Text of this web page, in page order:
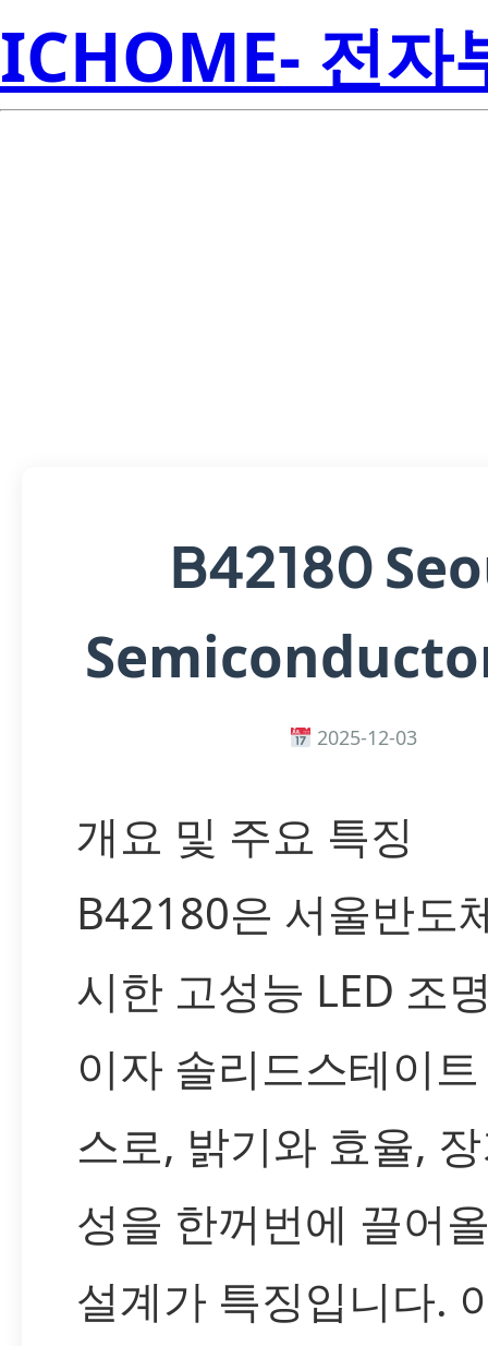
ICHOME- 전자
B42180
2025-12-03
개요 및 주요 특징
B42180은 서울반도
시한 고성능 LED 조
이자 솔리드스테이
스로, 밝기와 효율,
성을 한꺼번에 끌어
설계가 특징입니다.